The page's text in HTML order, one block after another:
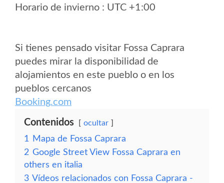
Horario de invierno : UTC +1:00
Si tienes pensado visitar Fossa Caprara
puedes mirar la disponibilidad de
alojamientos en este pueblo o en los
pueblos cercanos
Booking.com
Contenidos ocultar
1
Mapa de Fossa Caprara
2 Google Street View Fossa Caprara en
others en italia
3 Vídeos relacionados con Fossa Caprara -